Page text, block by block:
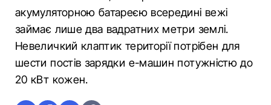
акумуляторною батареєю всередині вежі
займає лише два вадратних метри землі.
Невеличкий клаптик території потрібен для
шести постів зарядки е-машин потужністю до
20 кВт кожен.